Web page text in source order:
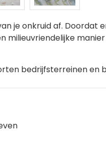
je onkruid af. Doordat
milieuvriendelijke
bedrijfsterreinen en